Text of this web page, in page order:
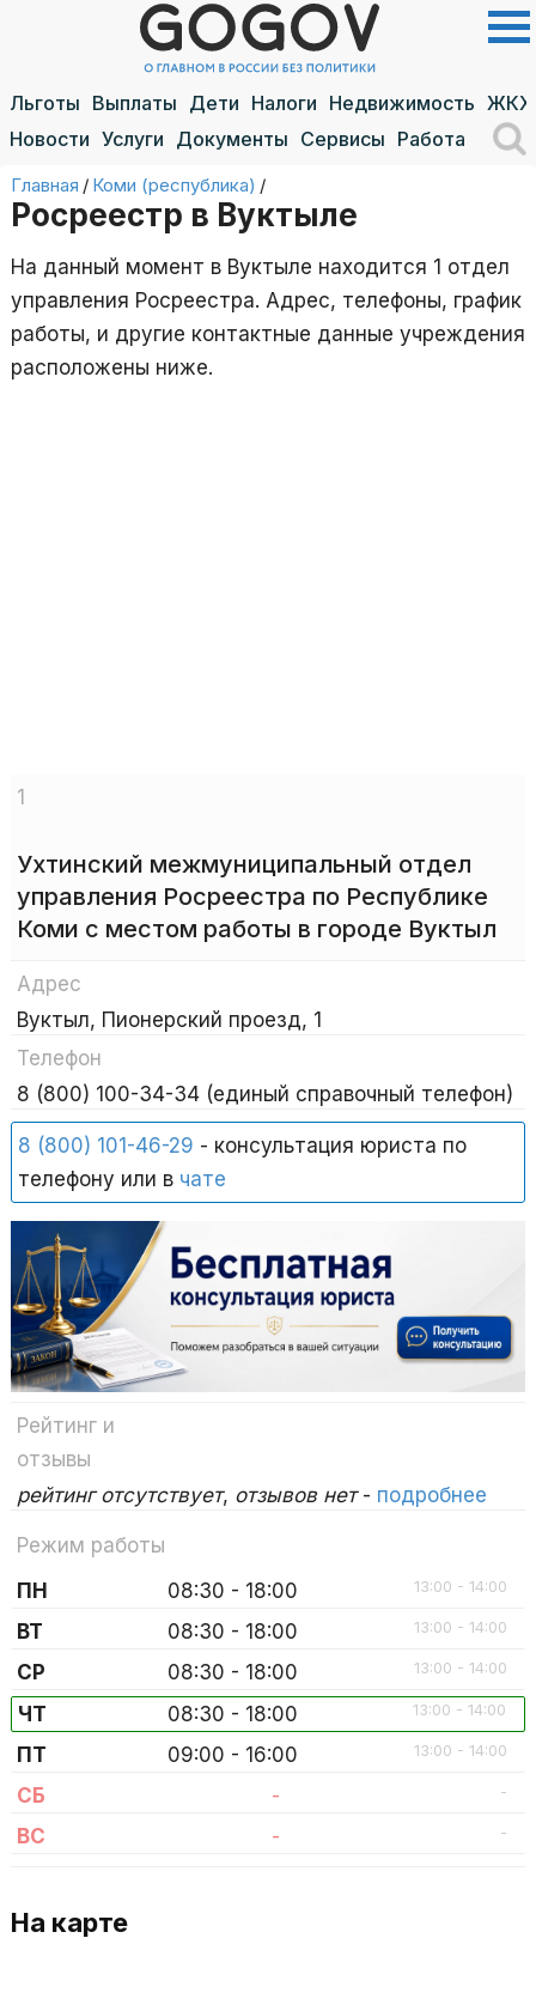
Льготы Выплаты Дети Налоги Недвижимость ЖКХ
Новости Услуги Документы Сервисы Работа
Главная / Коми (республика) /
Росреестр в Вуктыле
На данный момент в Вуктыле находится 1 отдел
управления Росреестра. Адрес, телефоны, график
работы, и другие контактные данные учреждения
расположены ниже.
1
Ухтинский межмуниципальный отдел
управления Росреестра по Республике
Коми с местом работы в городе Вуктыл
Адрес
Вуктыл, Пионерский проезд, 1
Телефон
8 (800) 100-34-34 (единый справочный телефон)
8 (800) 101-46-29 - консультация юриста по
телефону или в чате
Рейтинг и
отзывы
рейтинг отсутствует, отзывов нет- подробнее
Режим работы
ПН
08:30 - 18:00 13:00 - 14:00
ВТ 08:30 - 18:00 13:00 - 14:00
СР 08:30 - 18:00 13:00 - 14:00
ЧТ 08:30 - 18:00 13:00 - 14:00
ПТ 09:00 - 16:00 13:00 - 14:00
СБ - -
ВС - -
На карте